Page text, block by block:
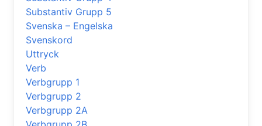
Substantiv Grupp 5
Svenska – Engelska
Svenskord
Uttryck
Verb
Verbgrupp 1
Verbgrupp 2
Verbgrupp 2A